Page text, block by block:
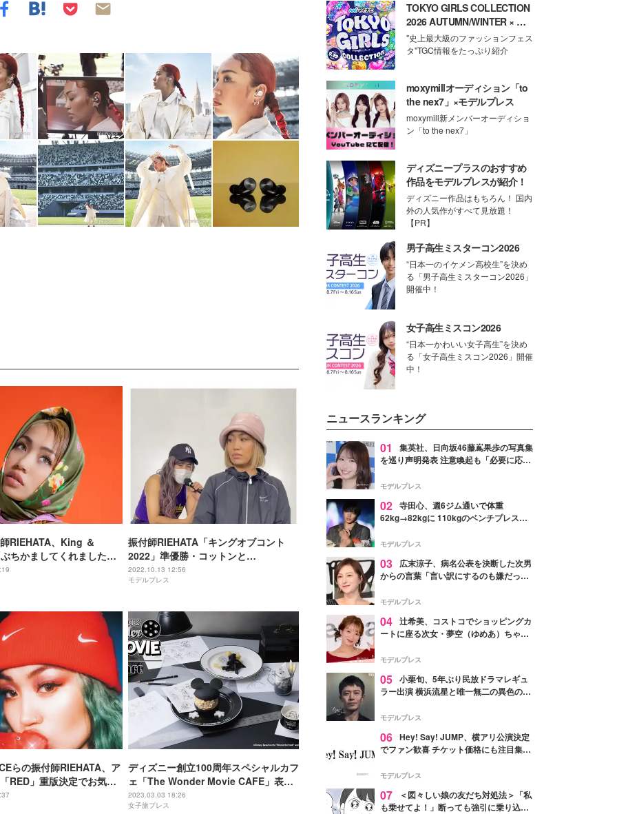
RIEHATA、King ＆
ちかましてくれました」
ばいダンサーさん”呼び
振付師RIEHATA「キングオブコント
2022」準優勝・コットンと
「ichiban」即興コント「面白すぎる」
「踊ってるの嬉しい」の声
2022.10.13 12:56
モデルプレス
らの振付師RIEHATA、ア
RED」重版決定でお気に
公開
ディズニー創立100周年スペシャルカフ
ェ「The Wonder Movie CAFE」表参
道ヒルズにオープン
2023.03.03 18:26
女子旅プレス
TOKYO GIRLS COLLECTION
2026 AUTUMN/WINTER × モ
デルプレス
"史上最大級のファッションフェス
タ"TGC情報をたっぷり紹介
moxymillオーディション「to
the nex7」×モデルプレス
moxymill新メンバーオーディショ
ン「to the nex7」
ディズニープラスのおすすめ
作品をモデルプレスが紹介！
ディズニー作品はもちろん！ 国内
外の人気作がすべて見放題！
【PR】
男子高生ミスターコン2026
“日本一のイケメン高校生”を決め
る「男子高生ミスターコン2026」
開催中！
女子高生ミスコン2026
“日本一かわいい女子高生”を決め
る「女子高生ミスコン2026」開催
中！
ニュースランキング
01
集英社、日向坂46藤嶌果歩の写真集
を巡り声明発表 注意喚起も「必要に応じ
モデルプレス
02 寺田心、週6ジム通いで体重
62kg→82kgに 110kgのベンチプレス持
「かっこいい」と反響
モデルプレス
03
広末涼子、病名公表を決断した次男
からの言葉「言い訳にするのも嫌だっ
モデルプレス
04 辻希美、コストコでショッピングカ
ートに座る次女・夢空（ゆめあ）ちゃん
ぎ」「成長を感じる」の声
モデルプレス
05 小栗旬、5年ぶり民放ドラマレギュ
ラー出演 横浜流星と唯一無二の異色のバ
モデルプレス
06 Hey! Say! JUMP、横アリ公演決定
でファン歓喜 チケット価格にも注目集ま
モデルプレス
07
＜図々しい娘の友だち対処法＞「私
も乗せてよ！」断っても強引に乗り込ん